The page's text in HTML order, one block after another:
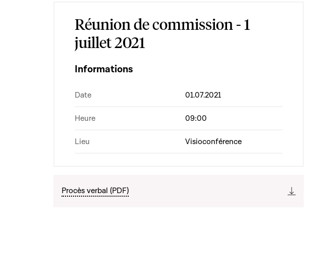
Réunion de commission - 1
juillet 2021
Informations
Date 01.07.2021
Heure 09:00
Lieu Visioconférence
Procès verbal (PDF)